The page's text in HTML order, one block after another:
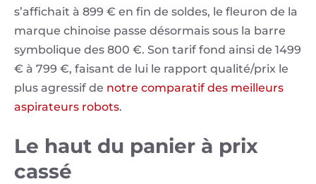
s’affichait à 899 € en fin de soldes, le fleuron de la
marque chinoise passe désormais sous la barre
symbolique des 800 €. Son tarif fond ainsi de 1499
€ à 799 €, faisant de lui le rapport qualité/prix le
plus agressif de notre comparatif des meilleurs
aspirateurs robots.
Le haut du panier à prix
cassé